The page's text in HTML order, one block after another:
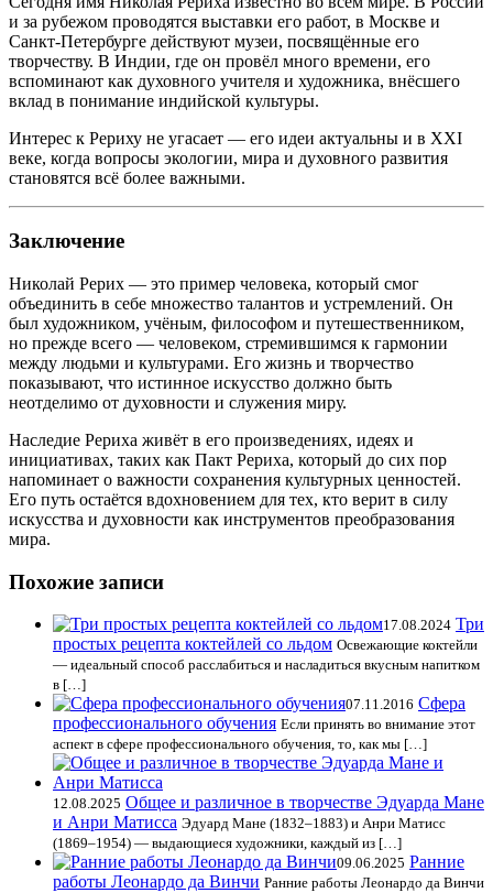
и за рубежом проводятся выставки его работ, в Москве и
Санкт-Петербурге действуют музеи, посвящённые его
творчеству. В Индии, где он провёл много времени, его
вспоминают как духовного учителя и художника, внёсшего
вклад в понимание индийской культуры.
Интерес к Рериху не угасает — его идеи актуальны и в XXI
веке, когда вопросы экологии, мира и духовного развития
становятся всё более важными.
Заключение
Николай Рерих — это пример человека, который смог
объединить в себе множество талантов и устремлений. Он
был художником, учёным, философом и путешественником,
но прежде всего — человеком, стремившимся к гармонии
между людьми и культурами. Его жизнь и творчество
показывают, что истинное искусство должно быть
неотделимо от духовности и служения миру.
Наследие Рериха живёт в его произведениях, идеях и
инициативах, таких как Пакт Рериха, который до сих пор
напоминает о важности сохранения культурных ценностей.
Его путь остаётся вдохновением для тех, кто верит в силу
искусства и духовности как инструментов преобразования
мира.
Похожие записи
17.08.2024 Три
простых рецепта коктейлей со льдом Освежающие коктейли
— идеальный способ расслабиться и насладиться вкусным напитком
в […]
07.11.2016 Сфера
профессионального обучения Если принять во внимание этот
аспект в сфере профессионального обучения, то, как мы […]
12.08.2025 Общее и различное в творчестве Эдуарда Мане
и Анри Матисса Эдуард Мане (1832–1883) и Анри Матисс
(1869–1954) — выдающиеся художники, каждый из […]
09.06.2025 Ранние
работы Леонардо да Винчи Ранние работы Леонардо да Винчи